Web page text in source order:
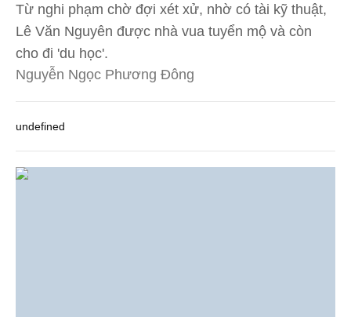
Từ nghi phạm chờ đợi xét xử, nhờ có tài kỹ thuật,
Lê Văn Nguyên được nhà vua tuyển mộ và còn
cho đi 'du học'.
Nguyễn Ngọc Phương Đông
undefined